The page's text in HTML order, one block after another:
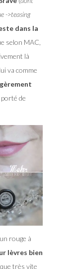
->teasing
dans la
selon MAC,
là
va comme
de
rouge à
lèvres bien
très vite